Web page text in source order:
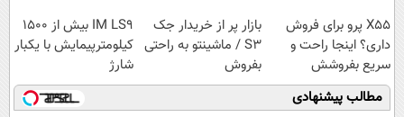
X55 پرو برای فروش
داری؟ اینجا راحت و
سریع بفروشش
بازار پر از خریدار جک
S3 / ماشینتو به راحتی
بفروش
IM LS9 بیش از 1500
کیلومترپیمایش با یکبار
شارژ
مطالب پیشنهادی